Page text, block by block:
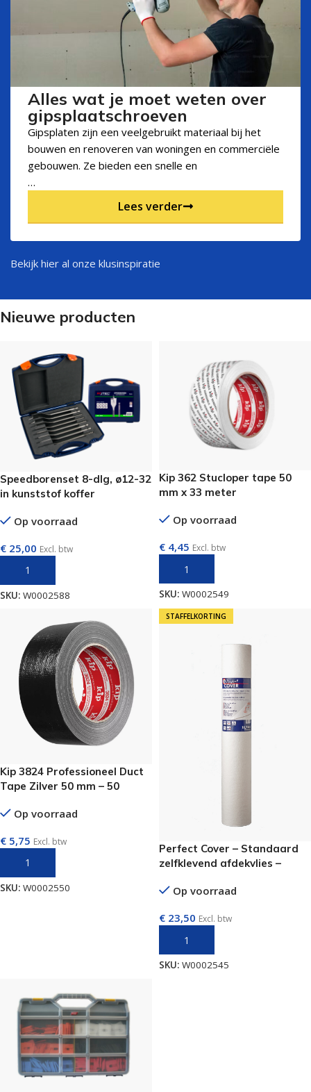
Alles wat je moet weten over
gipsplaatschroeven
Gipsplaten zijn een veelgebruikt materiaal bij het
bouwen en renoveren van woningen en commerciële
gebouwen. Ze bieden een snelle en
…
Lees verder
Bekijk hier al onze klusinspiratie
Nieuwe producten
Speedborenset 8-dlg, ø12-32
in kunststof koffer
Op voorraad
€ 25,00 Excl. btw
SKU: W0002588
Kip 362 Stucloper tape 50
mm x 33 meter
Op voorraad
€ 4,45 Excl. btw
SKU: W0002549
Kip 3824 Professioneel Duct
Tape Zilver 50 mm – 50
Op voorraad
€ 5,75 Excl. btw
SKU: W0002550
STAFFELKORTING
Perfect Cover – Standaard
zelfklevend afdekvlies –
Op voorraad
€ 23,50 Excl. btw
SKU: W0002545